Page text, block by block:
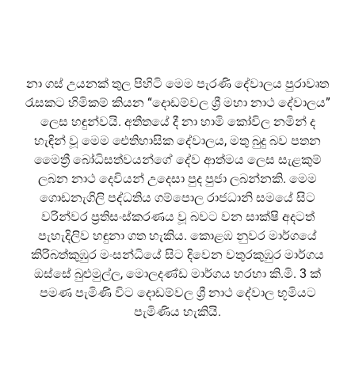
නා ගස් උයනක් තුල පිහිටි මෙම පැරණි දේවාලය පුරාවෘත
රැසකට හිමිකම් කියන “දොඩම්වල ශ්රී මහා නාථ දේවාලය”
ලෙස හඳුන්වයි. අතීතයේ දී නා හාමි කෝවිල නමින් ද
හැඳින් වූ මෙම ඓතිහාසික දේවාලය, මතු බුදු බව පතන
මෛත්රී බෝධිසත්වයන්ගේ දේව ආත්මය ලෙස සැළකුම්
ලබන නාථ දෙවියන් උදෙසා පුද පුජා ලබන්නකි. මෙම
ගොඩනැගිලි පද්ධතිය ගම්පොල රාජධානි සමයේ සිට
වරින්වර ප්රතිසංස්කරණය වූ බවට වන සාක්ෂි අදටත්
පැහැදිලිව හඳුනා ගත හැකිය. කොළඹ නුවර මාර්ගයේ
කිරිබත්කුඹුර මංසන්ධියේ සිට දිවෙන වතුරකුඹුර මාර්ගය
ඔස්සේ බුළුමුල්ල, මොලදණ්ඩ මාර්ගය හරහා කි.මි. 3 ක්
පමණ පැමිණි විට දොඩම්වල ශ්රී නාථ දේවාල භූමියට
පැමිණිය හැකියි.